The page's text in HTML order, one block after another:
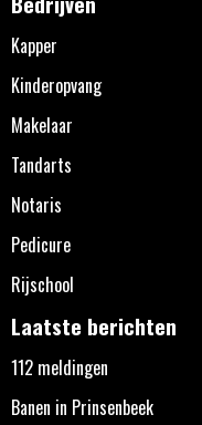
Kapper
Kinderopvang
Makelaar
Tandarts
Notaris
Pedicure
Rijschool
Laatste berichten
112 meldingen
Banen in Prinsenbeek